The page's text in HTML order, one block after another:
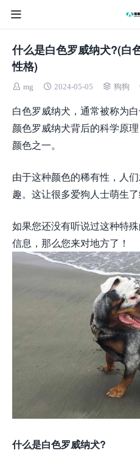
什么是白色罗威纳犬?(白
性格)
mg 2024-05-05 狗狗
白色罗威纳犬，通常被称为
颜色罗威纳犬背后的科学原
颜色之一。
由于这种颜色的稀有性，人
趣。这让很多爱狗人士萌生了
如果您还没有听说过这种特
信息，那么您来对地方了！
什么是白色罗威纳犬?